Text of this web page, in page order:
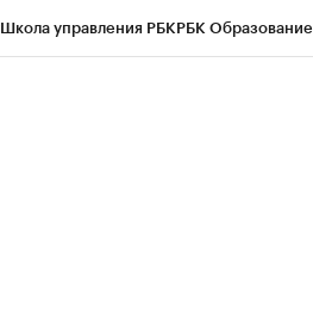
Школа управления РБКРБК Образование